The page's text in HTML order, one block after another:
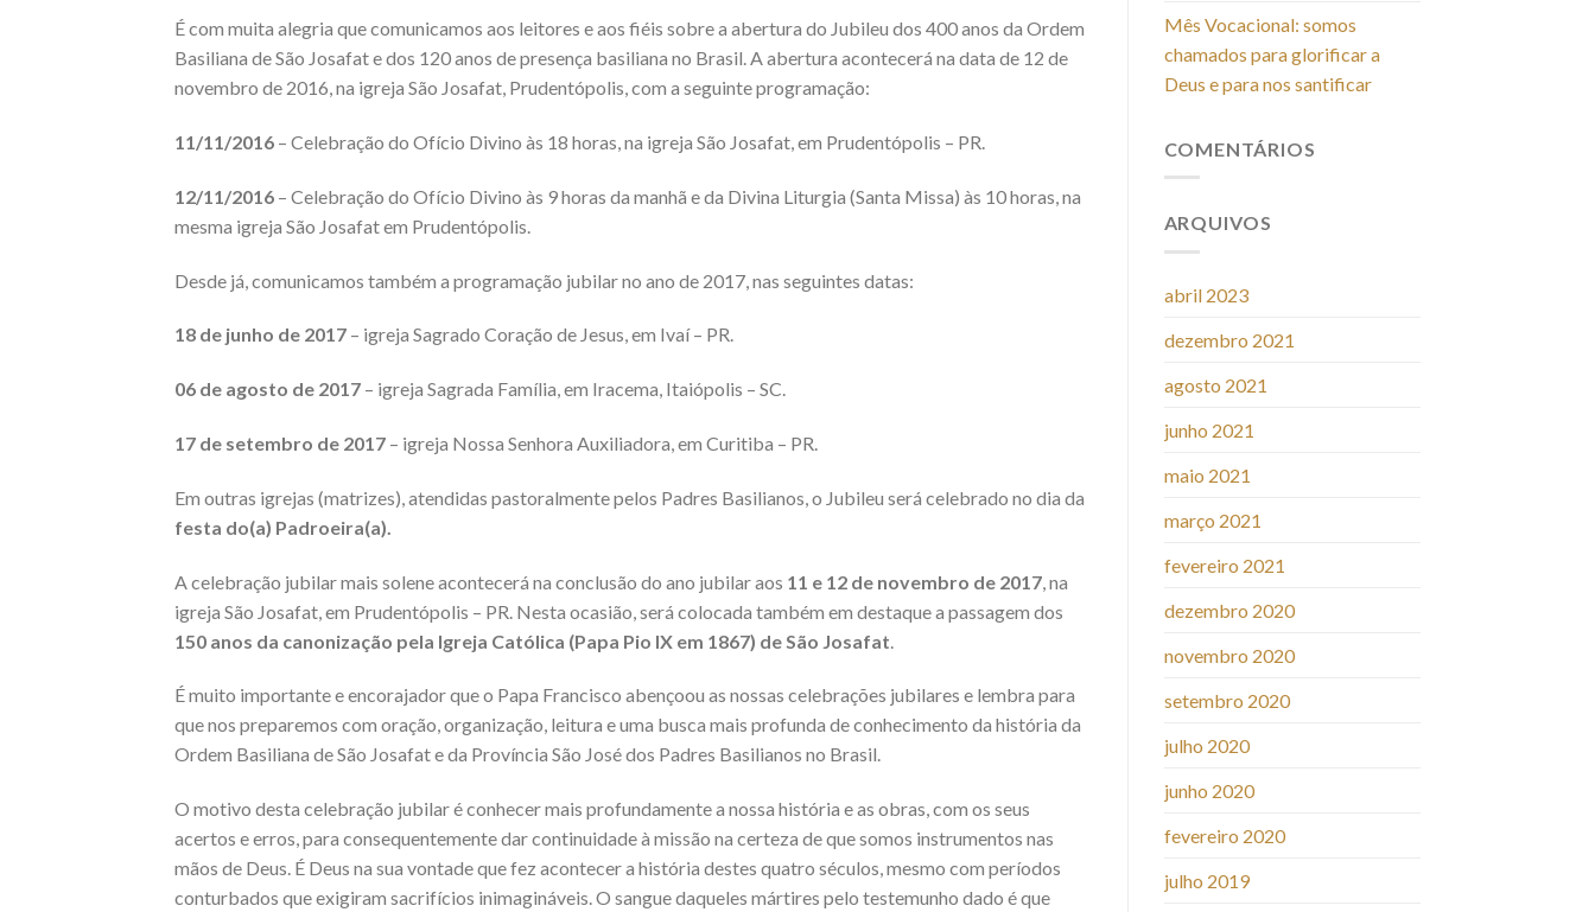
É com muita alegria que comunicamos aos leitores e aos fiéis sobre a abertura do Jubileu dos 400 anos da Ordem
Basiliana de São Josafat e dos 120 anos de presença basiliana no Brasil. A abertura acontecerá na data de 12 de
novembro de 2016, na igreja São Josafat, Prudentópolis, com a seguinte programação:
11/11/2016 – Celebração do Ofício Divino às 18 horas, na igreja São Josafat, em Prudentópolis – PR.
12/11/2016 – Celebração do Ofício Divino às 9 horas da manhã e da Divina Liturgia (Santa Missa) às 10 horas, na
mesma igreja São Josafat em Prudentópolis.
Desde já, comunicamos também a programação jubilar no ano de 2017, nas seguintes datas:
18 de junho de 2017 – igreja Sagrado Coração de Jesus, em Ivaí – PR.
06 de agosto de 2017 – igreja Sagrada Família, em Iracema, Itaiópolis – SC.
17 de setembro de 2017 – igreja Nossa Senhora Auxiliadora, em Curitiba – PR.
Em outras igrejas (matrizes), atendidas pastoralmente pelos Padres Basilianos, o Jubileu será celebrado no dia da
festa do(a) Padroeira(a).
A celebração jubilar mais solene acontecerá na conclusão do ano jubilar aos 11 e 12 de novembro de 2017 , na
igreja São Josafat, em Prudentópolis – PR. Nesta ocasião, será colocada também em destaque a passagem dos
150 anos da canonização pela Igreja Católica (Papa Pio IX em 1867) de São Josafat
É muito importante e encorajador que o Papa Francisco abençoou as nossas celebrações jubilares e lembra para
que nos preparemos com oração, organização, leitura e uma busca mais profunda de conhecimento da história da
Ordem Basiliana de São Josafat e da Província São José dos Padres Basilianos no Brasil.
O motivo desta celebração jubilar é conhecer mais profundamente a nossa história e as obras, com os seus
acertos e erros, para consequentemente dar continuidade à missão na certeza de que somos instrumentos nas
mãos de Deus. É Deus na sua vontade que fez acontecer a história destes quatro séculos, mesmo com períodos
conturbados que exigiram sacrifícios inimagináveis. O sangue daqueles mártires pelo testemunho dado é que
Mês Vocacional: somos
chamados para glorificar a
Deus e para nos santificar
COMENTÁRIOS
ARQUIVOS
abril 2023
dezembro 2021
agosto 2021
junho 2021
maio 2021
março 2021
fevereiro 2021
dezembro 2020
novembro 2020
setembro 2020
julho 2020
junho 2020
fevereiro 2020
julho 2019